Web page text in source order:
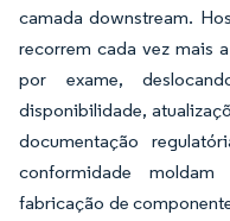
camada downstream.
recorrem cada vez mais
por exame,
disponibilidade,
documentação
conformidade
fabricação de